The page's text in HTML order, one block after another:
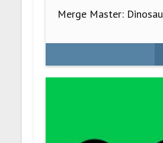
Merge Master: